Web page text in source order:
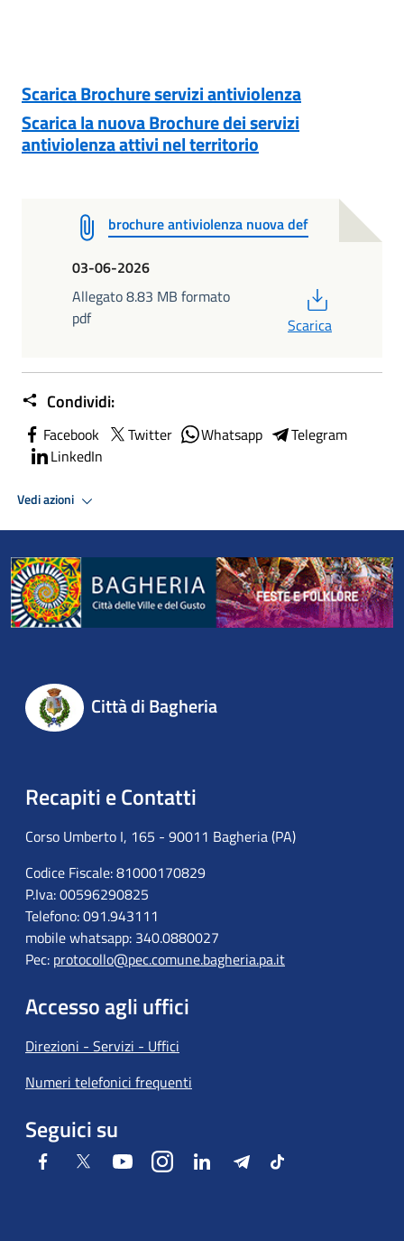
Scarica Brochure servizi antiviolenza
Scarica la nuova Brochure dei servizi
antiviolenza attivi nel territorio
brochure antiviolenza nuova def
03-06-2026
Allegato 8.83 MB formato
pdf
Scarica
Condividi:
Facebook Twitter Whatsapp
Telegram
LinkedIn
Vedi azioni
Città di Bagheria
Recapiti e Contatti
Corso Umberto I, 165 - 90011 Bagheria (PA)
Codice Fiscale: 81000170829
P.Iva: 00596290825
Telefono: 091.943111
mobile whatsapp: 340.0880027
Pec: protocollo@pec.comune.bagheria.pa.it
Accesso agli uffici
Direzioni - Servizi - Uffici
Numeri telefonici frequenti
Seguici su
Facebook Twitter YoutubeInstagramLinkedIn TelegramTiktok